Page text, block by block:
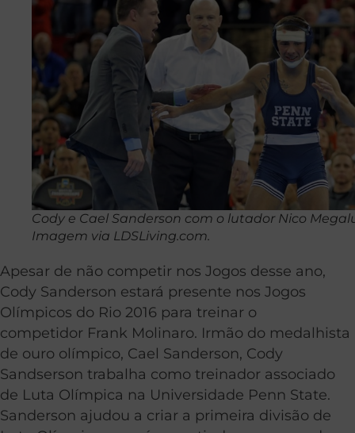
Cody e Cael Sanderson com o lutador Nico
Imagem via LDSLiving.com.
Apesar de não competir nos Jogos desse ano,
Cody Sanderson estará presente nos Jogos
Olímpicos do Rio 2016 para treinar o
competidor Frank Molinaro. Irmão do medalhista
de ouro olímpico, Cael Sanderson, Cody
Sandserson trabalha como treinador associado
de Luta Olímpica na Universidade Penn State.
Sanderson ajudou a criar a primeira divisão de